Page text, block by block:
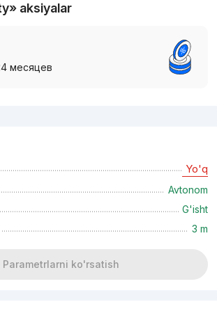
aksiyalar
месяцев
Yo'q
Avtonom
G'isht
3 m
Parametrlarni ko'rsatish